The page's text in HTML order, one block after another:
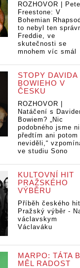
ROZHOVOR |
Freestone: V
Bohemian
to nebyl ten
Freddie, ve
skutečnosti se
mnohem víc smál
STOPY DAVIDA
BOWIEHO V
ČESKU
ROZHOVOR |
Natáčení s
Bowiem? „Nic
podobného jsme
předtím ani potom
neviděli,“
ve studiu Sono
KULTOVNÍ HIT
PRAŽSKÉHO
VÝBĚRU
Příběh českého
Pražský výběr -
václavskym
Václaváku
MARPO: TÁTA
MĚL RADOST